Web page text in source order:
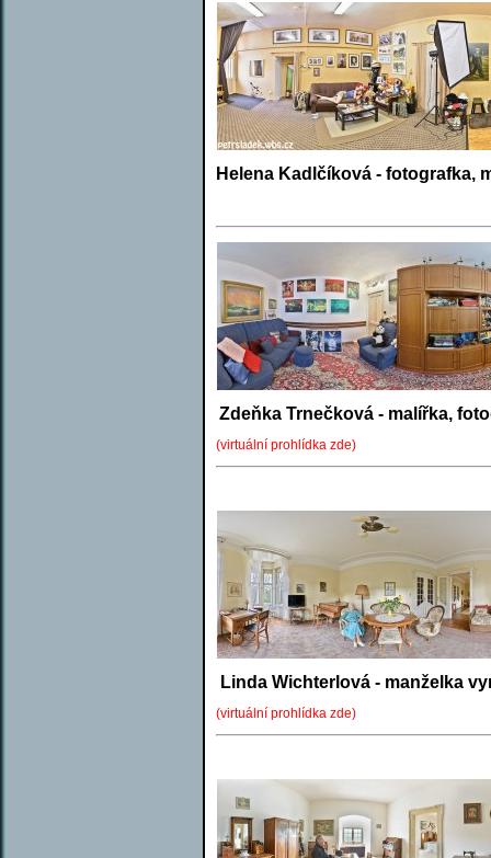
Helena Kadlčíková - fotografka,
Zdeňka Trnečková - malířka,
(virtuální prohlídka zde)
Linda Wichterlová - manželka
(virtuální prohlídka zde)